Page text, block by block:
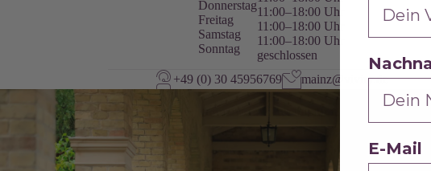
Donnerstag
Freitag
Samstag
Sonntag
11:00–18:00 Uhr
11:00–18:00 Uhr
11:00–18:00 Uhr
geschlossen
+49 (0) 30 45956769
mainz@viviry.de
E-Mail